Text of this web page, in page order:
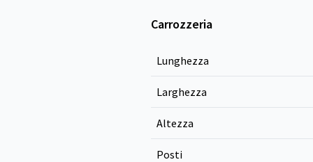
Carrozzeria
Lunghezza
Larghezza
Altezza
Posti